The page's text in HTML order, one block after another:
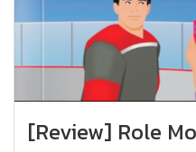
[Review] Role